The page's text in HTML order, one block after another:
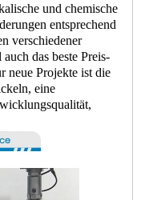
und chemische
entsprechend
verschiedener
das beste Preis-
neue Projekte ist die
eine